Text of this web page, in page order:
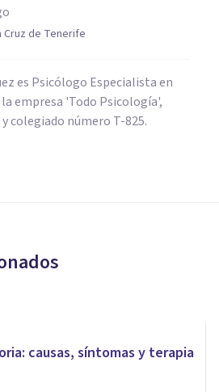
Cruz de Tenerife
es Psicólogo Especialista en
empresa 'Todo Psicología',
colegiado número T-825.
causas, síntomas y terapia